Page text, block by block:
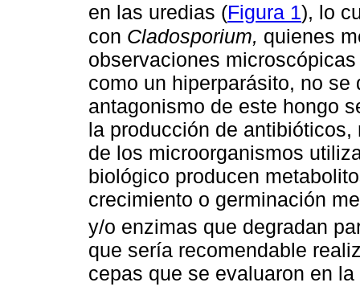
en las uredias (Figura 1), lo
con Cladosporium, quienes
observaciones
como un hiperparásito, no
antagonismo de este hongo
la producción de
de los microorganismos
biológico producen
crecimiento o germinación
y/o enzimas que degradan
que sería recomendable
cepas que se evaluaron en